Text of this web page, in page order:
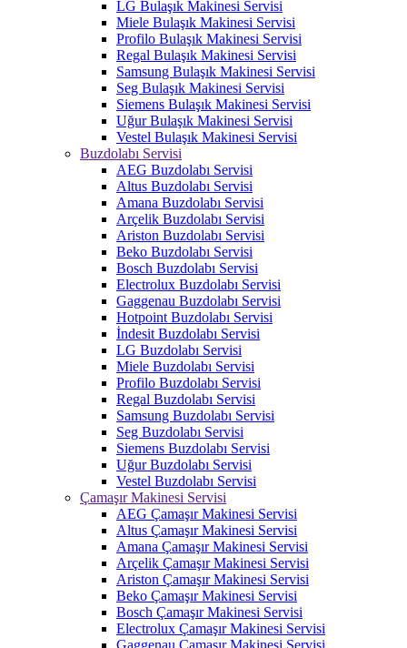
LG Bulaşık Makinesi Servisi
Miele Bulaşık Makinesi Servisi
Profilo Bulaşık Makinesi Servisi
Regal Bulaşık Makinesi Servisi
Samsung Bulaşık Makinesi Servisi
Seg Bulaşık Makinesi Servisi
Siemens Bulaşık Makinesi Servisi
Uğur Bulaşık Makinesi Servisi
Vestel Bulaşık Makinesi Servisi
Buzdolabı Servisi
AEG Buzdolabı Servisi
Altus Buzdolabı Servisi
Amana Buzdolabı Servisi
Arçelik Buzdolabı Servisi
Ariston Buzdolabı Servisi
Beko Buzdolabı Servisi
Bosch Buzdolabı Servisi
Electrolux Buzdolabı Servisi
Gaggenau Buzdolabı Servisi
Hotpoint Buzdolabı Servisi
İndesit Buzdolabı Servisi
LG Buzdolabı Servisi
Miele Buzdolabı Servisi
Profilo Buzdolabı Servisi
Regal Buzdolabı Servisi
Samsung Buzdolabı Servisi
Seg Buzdolabı Servisi
Siemens Buzdolabı Servisi
Uğur Buzdolabı Servisi
Vestel Buzdolabı Servisi
Çamaşır Makinesi Servisi
AEG Çamaşır Makinesi Servisi
Altus Çamaşır Makinesi Servisi
Amana Çamaşır Makinesi Servisi
Arçelik Çamaşır Makinesi Servisi
Ariston Çamaşır Makinesi Servisi
Beko Çamaşır Makinesi Servisi
Bosch Çamaşır Makinesi Servisi
Electrolux Çamaşır Makinesi Servisi
Gaggenau Çamaşır Makinesi Servisi